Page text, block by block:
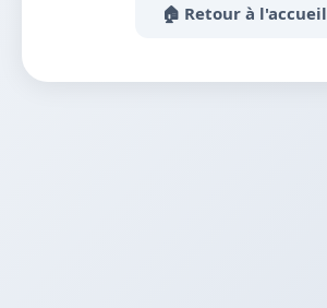
🏠 Retour à l'accueil